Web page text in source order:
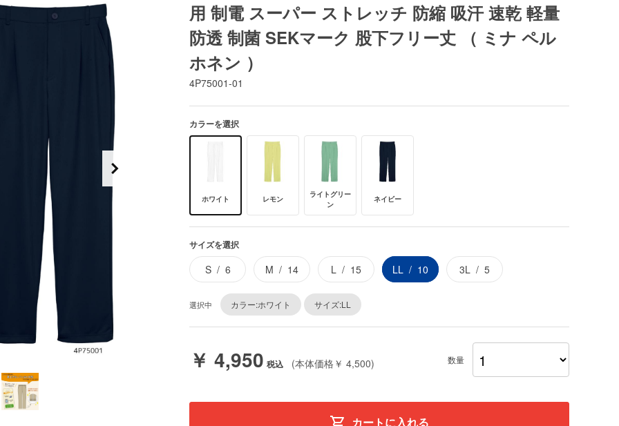
用 制電 スーパー ストレッチ 防縮 吸汗 速乾 軽量
防透 制菌 SEKマーク 股下フリー丈 （ ミナ ペル
ホネン ）
4P75001-01
カラーを選択
ホワイト レモン
ライトグリー
ン
ネイビー
サイズを選択
S 6 M 14 L 15 LL 10 3L 5
選択中 カラー:ホワイト サイズ:LL
￥ 4,950 (本体価格￥ 4,500) 数量
カートに入れる